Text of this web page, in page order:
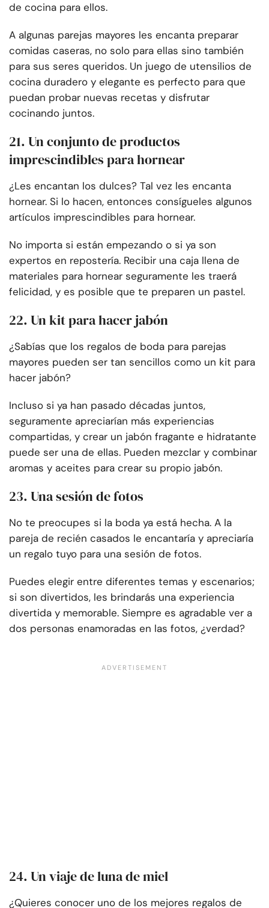
de cocina para ellos.
A algunas parejas mayores les encanta preparar
comidas caseras, no solo para ellas sino también
para sus seres queridos. Un juego de utensilios de
cocina duradero y elegante es perfecto para que
puedan probar nuevas recetas y disfrutar
cocinando juntos.
21. Un conjunto de productos
imprescindibles para hornear
¿Les encantan los dulces? Tal vez les encanta
hornear. Si lo hacen, entonces consígueles algunos
artículos imprescindibles para hornear.
No importa si están empezando o si ya son
expertos en repostería. Recibir una caja llena de
materiales para hornear seguramente les traerá
felicidad, y es posible que te preparen un pastel.
22. Un kit para hacer jabón
¿Sabías que los regalos de boda para parejas
mayores pueden ser tan sencillos como un kit para
hacer jabón?
Incluso si ya han pasado décadas juntos,
seguramente apreciarían más experiencias
compartidas, y crear un jabón fragante e hidratante
puede ser una de ellas. Pueden mezclar y combinar
aromas y aceites para crear su propio jabón.
23. Una sesión de fotos
No te preocupes si la boda ya está hecha. A la
pareja de recién casados le encantaría y apreciaría
un regalo tuyo para una sesión de fotos.
Puedes elegir entre diferentes temas y escenarios;
si son divertidos, les brindarás una experiencia
divertida y memorable. Siempre es agradable ver a
dos personas enamoradas en las fotos, ¿verdad?
24. Un viaje de luna de miel
¿Quieres conocer uno de los mejores regalos de